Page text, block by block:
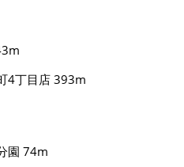
4丁目店 393m
園 74m